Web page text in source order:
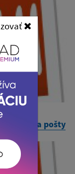
pošty